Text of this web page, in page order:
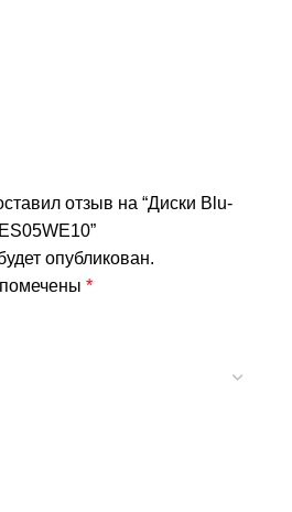
отзыв на “Диски Blu-
опубликован.
*